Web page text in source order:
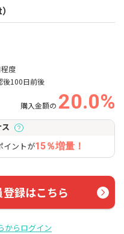
度
後100日前後
購入金額の 20.0%
イントが15％増量！
録はこちら
からログイン